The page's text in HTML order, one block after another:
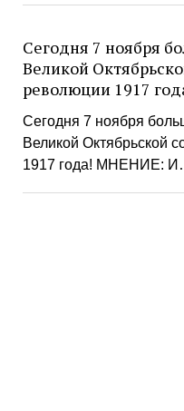
Сегодня 7 ноября
Великой
революции 1917
Сегодня 7 ноября
Великой Октябрьской
1917 года! МНЕНИЕ: